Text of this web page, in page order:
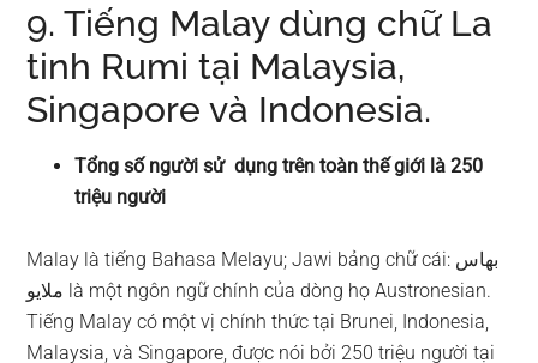
9. Tiếng Malay dùng chữ La
tinh Rumi tại Malaysia,
Singapore và Indonesia.
Tổng số người sử dụng trên toàn thế giới là 250
triệu người
Malay là tiếng Bahasa Melayu; Jawi bảng chữ cái: بهاس
ملايو là một ngôn ngữ chính của dòng họ Austronesian.
Tiếng Malay có một vị chính thức tại Brunei, Indonesia,
Malaysia, và Singapore, được nói bởi 250 triệu người tại